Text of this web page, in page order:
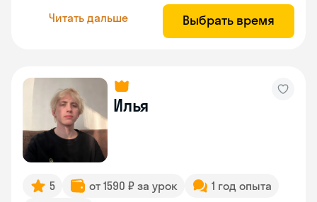
Читать дальше Выбрать время
Илья
5 от 1590 ₽ за урок
1 год опыта